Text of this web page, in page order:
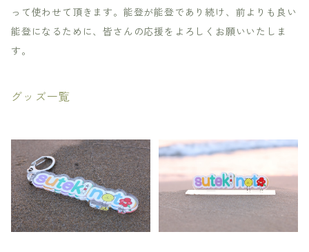
って使わせて頂きます。能登が能登であり続け、前よりも良い
能登になるために、皆さんの応援をよろしくお願いいたしま
す。
グッズ一覧